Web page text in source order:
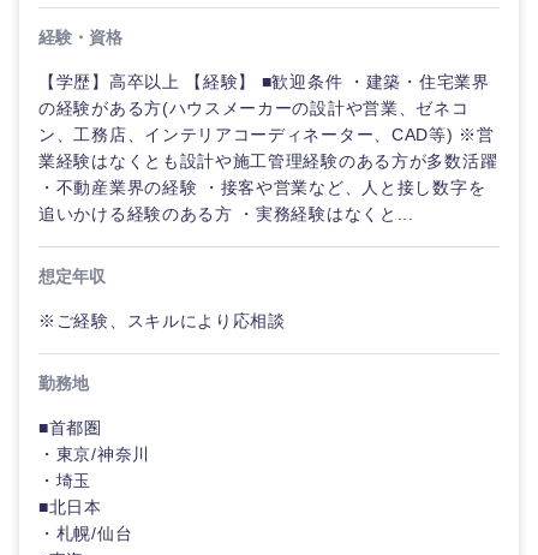
経験・資格
【学歴】高卒以上 【経験】 ■歓迎条件 ・建築・住宅業界
の経験がある方(ハウスメーカーの設計や営業、ゼネコ
ン、工務店、インテリアコーディネーター、CAD等) ※営
業経験はなくとも設計や施工管理経験のある方が多数活躍
・不動産業界の経験 ・接客や営業など、人と接し数字を
追いかける経験のある方 ・実務経験はなくと...
想定年収
※ご経験、スキルにより応相談
勤務地
■首都圏
・東京/神奈川
・埼玉
■北日本
・札幌/仙台